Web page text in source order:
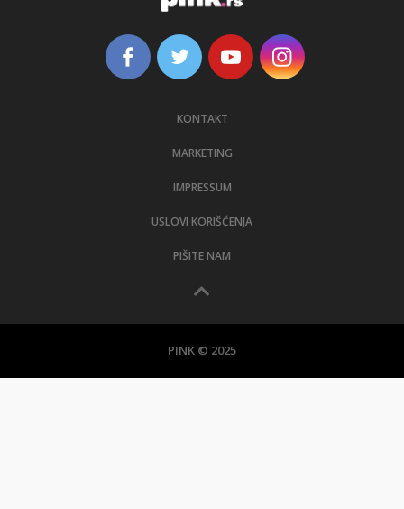
KONTAKT
MARKETING
IMPRESSUM
USLOVI KORIŠĆENJA
PIŠITE NAM
PINK © 2025